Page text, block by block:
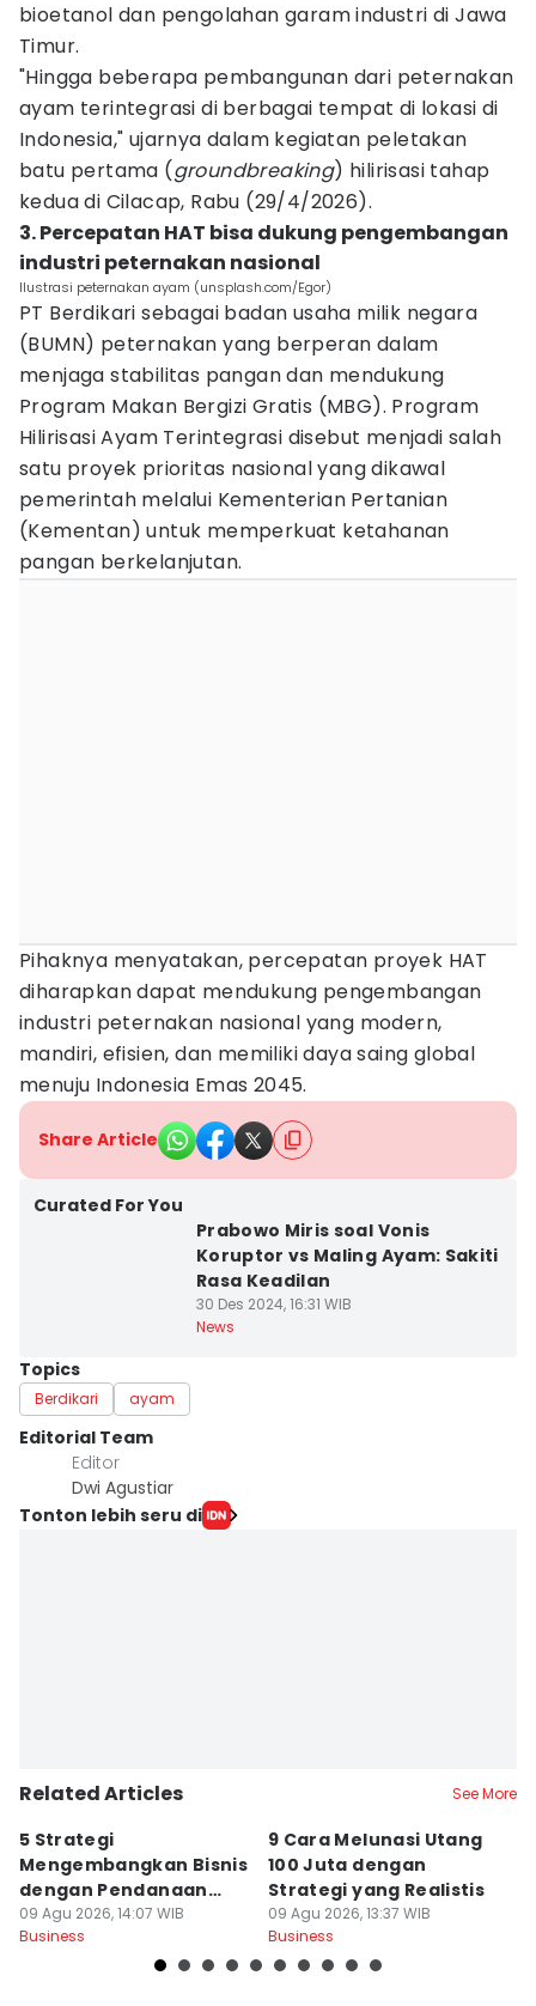
bioetanol dan pengolahan garam industri di Jawa
Timur.
"Hingga beberapa pembangunan dari peternakan
ayam terintegrasi di berbagai tempat di lokasi di
Indonesia," ujarnya dalam kegiatan peletakan
batu pertama (groundbreaking) hilirisasi tahap
kedua di Cilacap, Rabu (29/4/2026).
3. Percepatan HAT bisa dukung pengembangan
industri peternakan nasional
Ilustrasi peternakan ayam (unsplash.com/Egor)
PT Berdikari sebagai badan usaha milik negara
(BUMN) peternakan yang berperan dalam
menjaga stabilitas pangan dan mendukung
Program Makan Bergizi Gratis (MBG). Program
Hilirisasi Ayam Terintegrasi disebut menjadi salah
satu proyek prioritas nasional yang dikawal
pemerintah melalui Kementerian Pertanian
(Kementan) untuk memperkuat ketahanan
pangan berkelanjutan.
Pihaknya menyatakan, percepatan proyek HAT
diharapkan dapat mendukung pengembangan
industri peternakan nasional yang modern,
mandiri, efisien, dan memiliki daya saing global
menuju Indonesia Emas 2045.
Share Article
Curated For You
Prabowo Miris soal Vonis
Koruptor vs Maling Ayam: Sakiti
Rasa Keadilan
30 Des 2024, 16:31 WIB
News
Topics
Berdikari ayam
Editorial Team
Editor
Dwi Agustiar
Tonton lebih seru di
Related Articles See More
5 Strategi
Mengembangkan Bisnis
dengan Pendanaan
Internal yang Sehat
09 Agu 2026, 14:07 WIB
Business
9 Cara Melunasi Utang
100 Juta dengan
Strategi yang Realistis
09 Agu 2026, 13:37 WIB
Business